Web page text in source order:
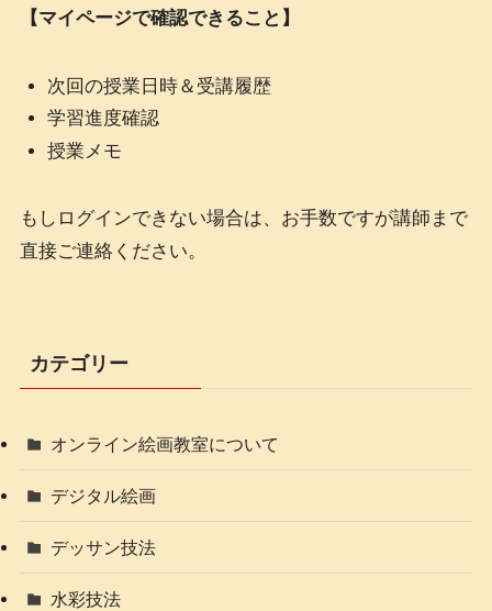
【マイページで確認できること】
次回の授業日時＆受講履歴
学習進度確認
授業メモ
もしログインできない場合は、お手数ですが講師まで
直接ご連絡ください。
カテゴリー
オンライン絵画教室について
デジタル絵画
デッサン技法
水彩技法